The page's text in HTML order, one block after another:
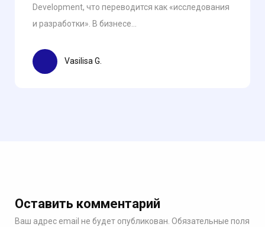
Development, что переводится как «исследования
и разработки». В бизнесе...
Vasilisa G.
Оставить комментарий
Ваш адрес email не будет опубликован. Обязательные поля